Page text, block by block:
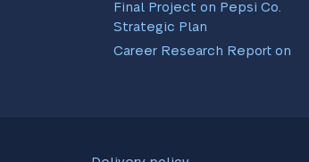
Final Project on Pepsi Co.
Strategic Plan
Career Research Report on